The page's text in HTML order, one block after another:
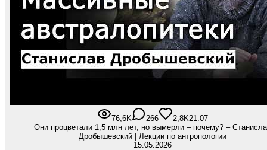
76,6K 266 2,8K21:07
Они процветали 1,5 млн лет, но вымерли – почему? –
Дробышевский | Лекции по антропологии
15.05.2026